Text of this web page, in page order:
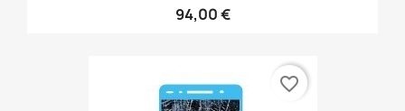
94,00 €
favorite_border